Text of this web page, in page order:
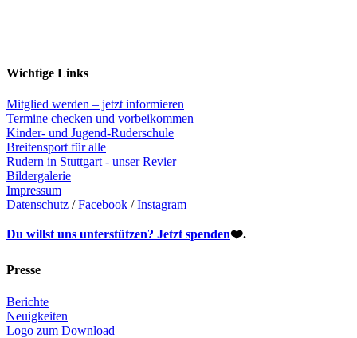
Wichtige Links
Mitglied werden – jetzt informieren
Termine checken und vorbeikommen
Kinder- und Jugend-Ruderschule
Breitensport für alle
Rudern in Stuttgart - unser Revier
Bildergalerie
Impressum
Datenschutz /Facebook /Instagram
Du willst uns unterstützen? Jetzt spenden❤️.
Presse
Berichte
Neuigkeiten
Logo zum Download